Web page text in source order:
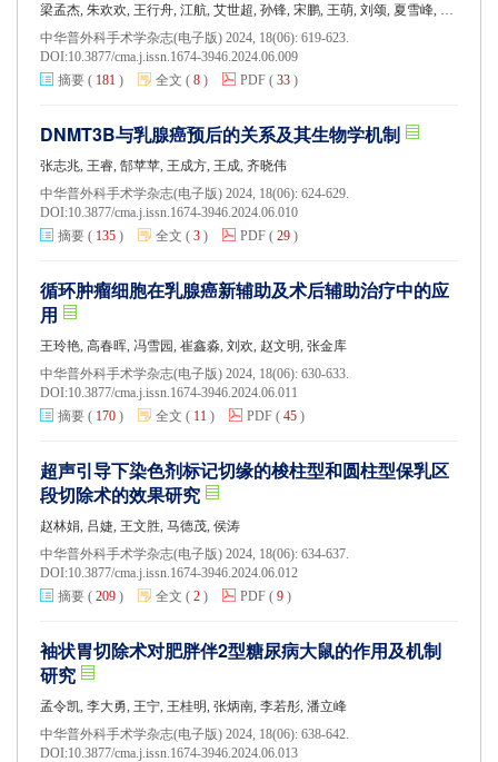
梁孟杰, 朱欢欢, 王行舟, 江航, 艾世超, 孙锋, 宋鹏, 王萌, 刘颂, 夏雪峰, 杜峻峰, 傅双, 陆晓峰, 沈晓菲, 管文贤
中华普外科手术学杂志(电子版) 2024, 18(06): 619-623.
DOI:10.3877/cma.j.issn.1674-3946.2024.06.009
摘要 ( 181 ) 全文 ( 8 ) PDF ( 33 )
DNMT3B与乳腺癌预后的关系及其生物学机制
张志兆, 王睿, 郜苹苹, 王成方, 王成, 齐晓伟
中华普外科手术学杂志(电子版) 2024, 18(06): 624-629.
DOI:10.3877/cma.j.issn.1674-3946.2024.06.010
摘要 ( 135 ) 全文 ( 3 ) PDF ( 29 )
循环肿瘤细胞在乳腺癌新辅助及术后辅助治疗中的应
用
王玲艳, 高春晖, 冯雪园, 崔鑫淼, 刘欢, 赵文明, 张金库
中华普外科手术学杂志(电子版) 2024, 18(06): 630-633.
DOI:10.3877/cma.j.issn.1674-3946.2024.06.011
摘要 ( 170 ) 全文 ( 11 ) PDF ( 45 )
超声引导下染色剂标记切缘的梭柱型和圆柱型保乳区
段切除术的效果研究
赵林娟, 吕婕, 王文胜, 马德茂, 侯涛
中华普外科手术学杂志(电子版) 2024, 18(06): 634-637.
DOI:10.3877/cma.j.issn.1674-3946.2024.06.012
摘要 ( 209 ) 全文 ( 2 ) PDF ( 9 )
袖状胃切除术对肥胖伴2型糖尿病大鼠的作用及机制
研究
孟令凯, 李大勇, 王宁, 王桂明, 张炳南, 李若彤, 潘立峰
中华普外科手术学杂志(电子版) 2024, 18(06): 638-642.
DOI:10.3877/cma.j.issn.1674-3946.2024.06.013